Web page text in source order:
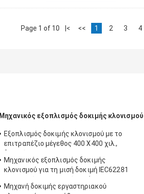
Page 1 of 10 |< << 1 2 3 4
Μηχανικός εξοπλισμός δοκιμής κλονισμού
Εξοπλισμός δοκιμής κλονισμού με το
επιτραπέζιο μέγεθος 400 X400 χιλ.,
Μηχανικός εξοπλισμός δοκιμής
κλονισμού για τη μισή δοκιμή IEC62281
ημιτόνου
Μηχανή δοκιμής εργαστηριακού